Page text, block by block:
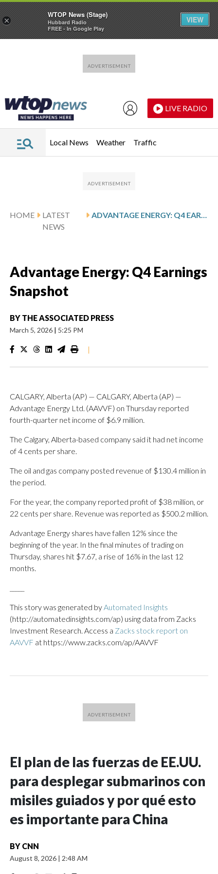
LIVE RADIO
Local News Weather Traffic
HOME
LATEST
NEWS
ADVANTAGE ENERGY: Q4 EARNINGS SNAPSHOT
Advantage Energy: Q4 Earnings
Snapshot
BY THE ASSOCIATED PRESS
March 5, 2026 | 5:25 PM
|
CALGARY, Alberta (AP) — CALGARY, Alberta (AP) —
Advantage Energy Ltd. (AAVVF) on Thursday reported
fourth-quarter net income of $6.9 million.
The Calgary, Alberta-based company said it had net income
of 4 cents per share.
The oil and gas company posted revenue of $130.4 million in
the period.
For the year, the company reported profit of $38 million, or
22 cents per share. Revenue was reported as $500.2 million.
Advantage Energy shares have fallen 12% since the
beginning of the year. In the final minutes of trading on
Thursday, shares hit $7.67, a rise of 16% in the last 12
months.
This story was generated byAutomated Insights
(http://automatedinsights.com/ap) using data from Zacks
Investment Research. Access a Zacks stock report on
AAVVF at https://www.zacks.com/ap/AAVVF
El plan de las fuerzas de EE.UU.
para desplegar submarinos con
misiles guiados y por qué esto
es importante para China
BY CNN
August 8, 2026 | 2:48 AM
×
WTOP News (Stage)
Hubbard Radio
FREE - In Google Play
VIEW